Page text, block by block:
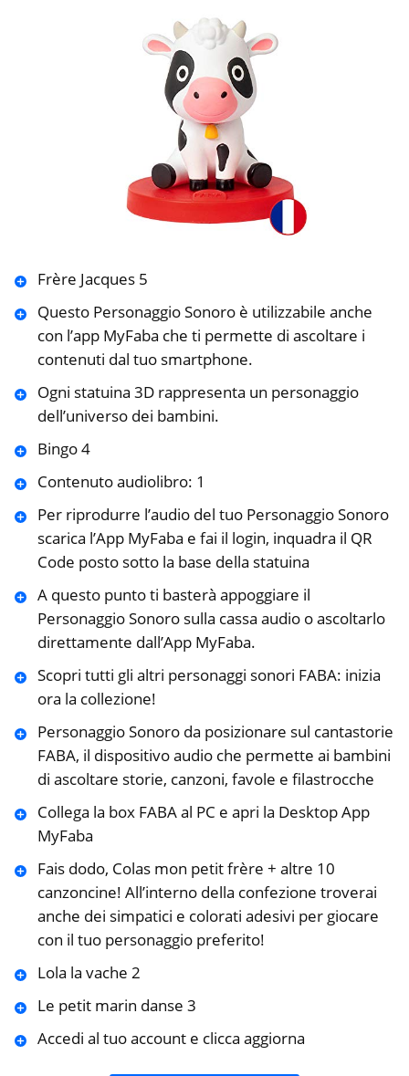
Frère Jacques 5
Questo Personaggio Sonoro è utilizzabile anche
con l’app MyFaba che ti permette di ascoltare i
contenuti dal tuo smartphone.
Ogni statuina 3D rappresenta un personaggio
dell’universo dei bambini.
Bingo 4
Contenuto audiolibro: 1
Per riprodurre l’audio del tuo Personaggio Sonoro
scarica l’App MyFaba e fai il login, inquadra il QR
Code posto sotto la base della statuina
A questo punto ti basterà appoggiare il
Personaggio Sonoro sulla cassa audio o ascoltarlo
direttamente dall’App MyFaba.
Scopri tutti gli altri personaggi sonori FABA: inizia
ora la collezione!
Personaggio Sonoro da posizionare sul cantastorie
FABA, il dispositivo audio che permette ai bambini
di ascoltare storie, canzoni, favole e filastrocche
Collega la box FABA al PC e apri la Desktop App
MyFaba
Fais dodo, Colas mon petit frère + altre 10
canzoncine! All’interno della confezione troverai
anche dei simpatici e colorati adesivi per giocare
con il tuo personaggio preferito!
Lola la vache 2
Le petit marin danse 3
Accedi al tuo account e clicca aggiorna